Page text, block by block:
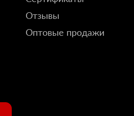
Отзывы
Оптовые продажи